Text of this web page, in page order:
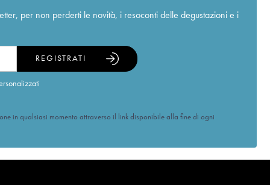
per non perderti le novità, i resoconti delle degustazioni e i
REGISTRATI
in qualsiasi momento attraverso il link disponibile alla fine di ogni